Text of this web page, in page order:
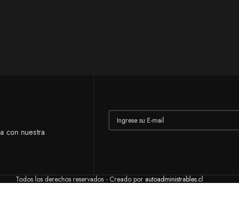
con nuestra
Todos los derechos reservados - Creado por autoadministrables.cl